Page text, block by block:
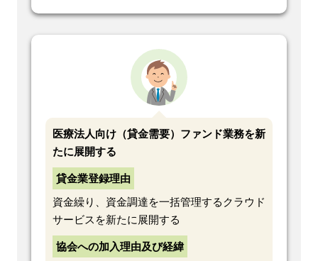
医療法人向け（貸金需要）ファンド業務を新
たに展開する
貸金業登録理由
資金繰り、資金調達を一括管理するクラウド
サービスを新たに展開する
協会への加入理由及び経緯